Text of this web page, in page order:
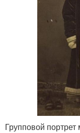
Групповой